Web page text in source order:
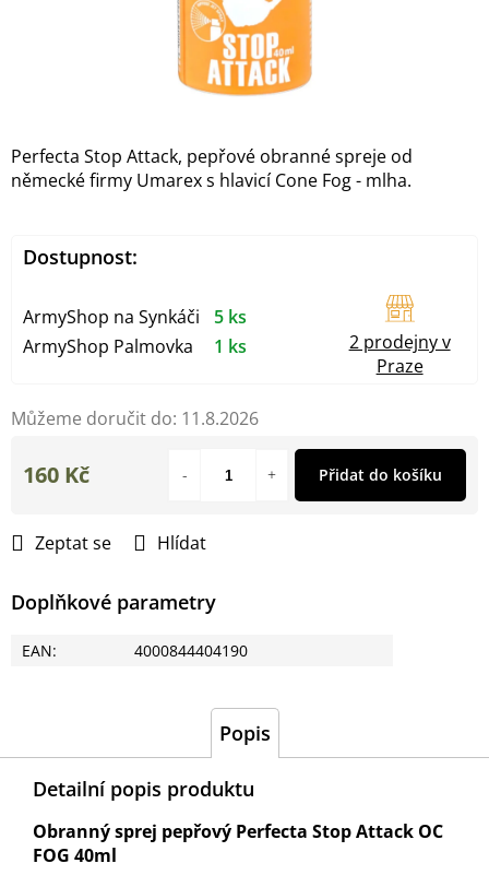
Můžeme doručit do: 11.8.2026
Perfecta Stop Attack, pepřové obranné spreje od
německé firmy Umarex s hlavicí Cone Fog - mlha.
Zeptat se Hlídat
Doplňkové parametry
EAN: 4000844404190
160 Kč Přidat do košíku
Dostupnost:
ArmyShop na Synkáči
5 ks
ArmyShop Palmovka
1 ks
2 prodejny v
Praze
Popis
Detailní popis produktu
Obranný sprej pepřový Perfecta Stop Attack OC
FOG 40ml